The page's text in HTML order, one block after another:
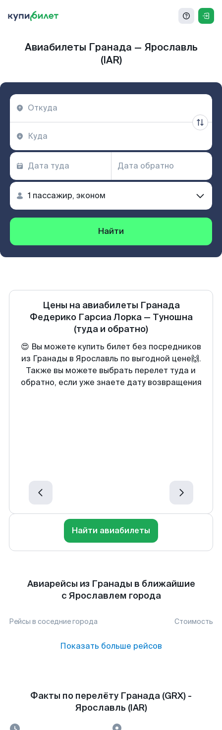
Авиабилеты Гранада — Ярославль
(IAR)
Найти
Цены на авиабилеты Гранада
Федерико Гарсиа Лорка— Туношна
(туда и обратно)
😍 Вы можете купить билет без посредников
из Гранады в Ярославль по выгодной цене🙌.
Также вы можете выбрать перелет туда и
обратно, если уже знаете дату возвращения
Найти авиабилеты
Авиарейсы из Гранады в ближайшие
с Ярославлем города
Рейсы в соседние города Стоимость
Показать больше рейсов
Факты по перелёту Гранада (GRX) -
Ярославль (IAR)